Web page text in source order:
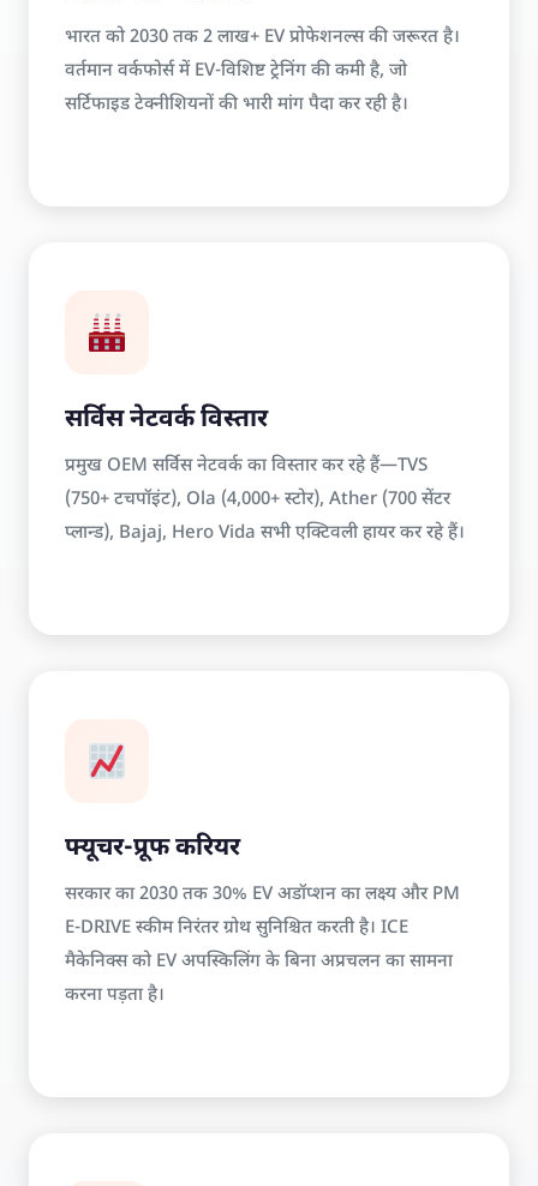
भारत को 2030 तक 2 लाख+ EV प्रोफेशनल्स की जरूरत है।
वर्तमान वर्कफोर्स में EV-विशिष्ट ट्रेनिंग की कमी है, जो
सर्टिफाइड टेक्नीशियनों की भारी मांग पैदा कर रही है।
सर्विस नेटवर्क विस्तार
प्रमुख OEM सर्विस नेटवर्क का विस्तार कर रहे हैं—TVS
(750+ टचपॉइंट), Ola (4,000+ स्टोर), Ather (700 सेंटर
प्लान्ड), Bajaj, Hero Vida सभी एक्टिवली हायर कर रहे हैं।
फ्यूचर-प्रूफ करियर
सरकार का 2030 तक 30% EV अडॉप्शन का लक्ष्य और PM
E-DRIVE स्कीम निरंतर ग्रोथ सुनिश्चित करती है। ICE
मैकेनिक्स को EV अपस्किलिंग के बिना अप्रचलन का सामना
करना पड़ता है।